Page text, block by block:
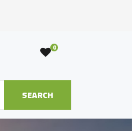
0
SEARCH